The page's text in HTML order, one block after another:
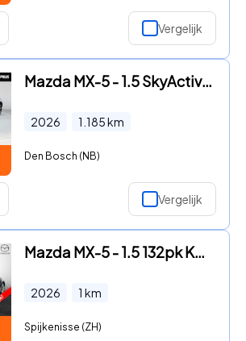
Vergelijk
Mazda MX-5 - 1.5 SkyActiv-G 132 Kazari | € 5.545, - Voorraad Voordeel | A
2026 1.185km
Den Bosch (NB)
Vergelijk
Mazda MX-5 - 1.5 132pk Kazari / NIEUW
2026 1 km
Spijkenisse (ZH)